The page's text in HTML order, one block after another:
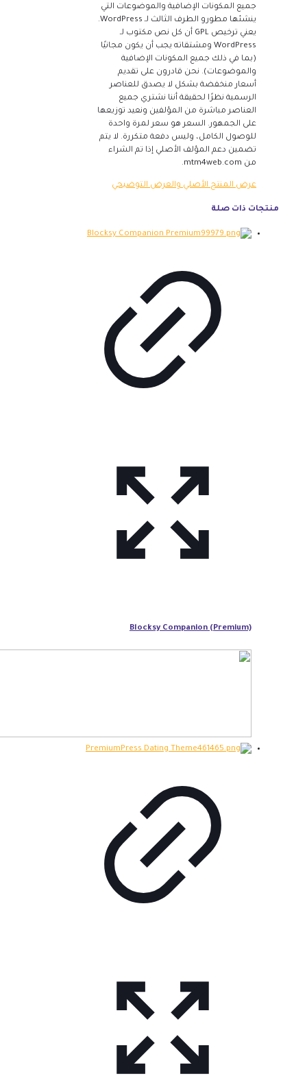
جميع المكونات الإضافية والموضوعات التي
ينشئها مطورو الطرف الثالث لـ WordPress.
يعني ترخيص GPL أن كل نص مكتوب لـ
WordPress ومشتقاته يجب أن يكون مجانيًا
(بما في ذلك جميع المكونات الإضافية
والموضوعات). نحن قادرون على تقديم
أسعار منخفضة بشكل لا يصدق للعناصر
الرسمية نظرًا لحقيقة أننا نشتري جميع
العناصر مباشرة من المؤلفين ونعيد توزيعها
على الجمهور. السعر هو سعر لمرة واحدة
للوصول الكامل، وليس دفعة متكررة. لا يتم
تضمين دعم المؤلف الأصلي إذا تم الشراء
من mtm4web.com.
عرض المنتج الأصلي والعرض التوضيحي
منتجات ذات صلة
Blocksy Companion (Premium)